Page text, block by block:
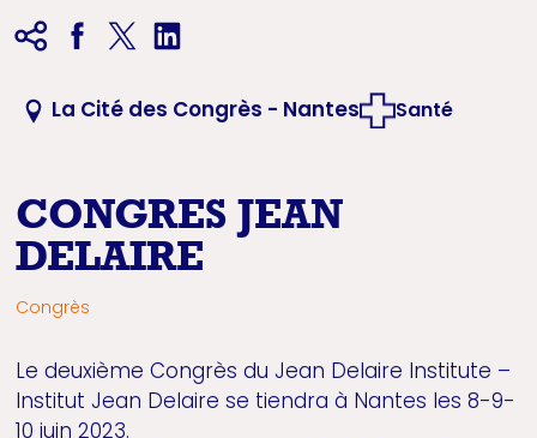
La Cité des Congrès - Nantes Santé
CONGRES JEAN
DELAIRE
Congrès
Le deuxième Congrès du Jean Delaire Institute –
Institut Jean Delaire se tiendra à Nantes les 8-9-
10 juin 2023.